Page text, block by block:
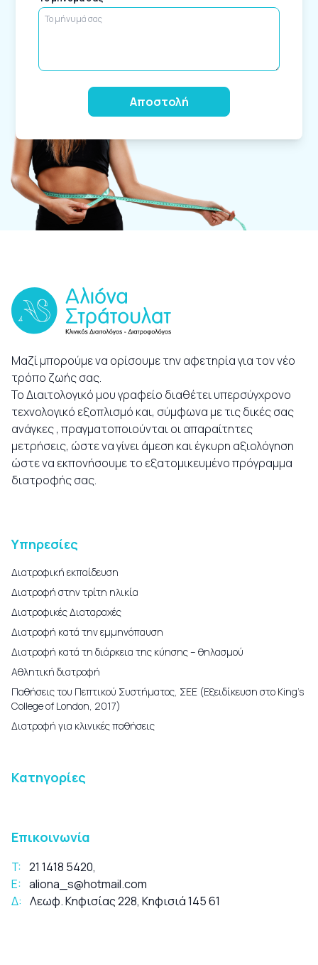
Μαζί μπορούμε να ορίσουμε την αφετηρία για τον νέο
τρόπο ζωής σας.
Το Διαιτολογικό μου γραφείο διαθέτει υπερσύγχρονο
τεχνολογικό εξοπλισμό και, σύμφωνα με τις δικές σας
ανάγκες , πραγματοποιούνται οι απαραίτητες
μετρήσεις, ώστε να γίνει άμεση και έγκυρη αξιολόγηση
ώστε να εκπονήσουμε το εξατομικευμένο πρόγραμμα
διατροφής σας.
Υπηρεσίες
Διατροφική εκπαίδευση
Διατροφή στην τρίτη ηλικία
Διατροφικές Διαταραχές
Διατροφή κατά την εμμηνόπαυση
Διατροφή κατά τη διάρκεια της κύησης – θηλασμού
Αθλητική διατροφή
Παθήσεις του Πεπτικού Συστήματος, ΣΕΕ (Εξειδίκευση στο King’s
College of London, 2017)
Διατροφή για κλινικές παθήσεις
Κατηγορίες
Επικοινωνία
T: 21 1418 5420,
E: aliona_s@hotmail.com
Δ: Λεωφ. Κηφισίας 228, Κηφισιά 145 61